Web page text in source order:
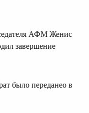
АФМ Женис
завершение
было переданео в